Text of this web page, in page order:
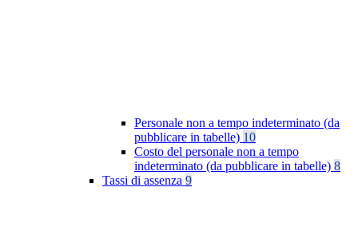
Personale non a tempo indeterminato (da
pubblicare in tabelle) 10
Costo del personale non a tempo
indeterminato (da pubblicare in tabelle) 8
Tassi di assenza 9